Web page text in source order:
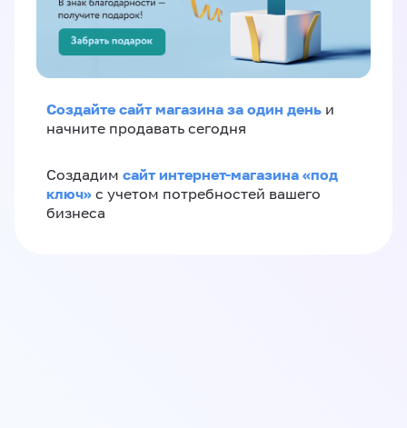
Создайте сайт магазина за один день и
начните продавать сегодня
Создадим сайт интернет-магазина «под
ключ» с учетом потребностей вашего
бизнеса